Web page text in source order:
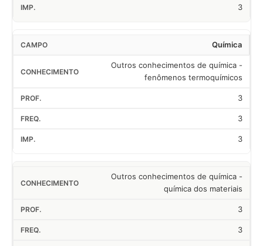
3
Química
Outros conhecimentos de química -
fenômenos termoquímicos
3
3
3
Outros conhecimentos de química -
química dos materiais
3
3